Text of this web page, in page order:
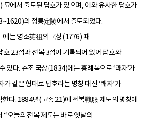
에서 출토된 답호가 있으며, 이와 유사한 답호가
의 정릉定陵에서 출토되었다.
에는 영조英祖의 국상(1776) 때
23점과 전복 3점이 기록되어 있어 답호와
있다. 순조 국상(1834)에는 흉례복으로 ‘쾌자’가
가 같은 형태로 답호라는 명칭 대신 ‘쾌자’가
한다. 1884년(고종 21)에 전복戰服 제도의 명칭에
“오늘의 전복 제도는 바로 옛날의